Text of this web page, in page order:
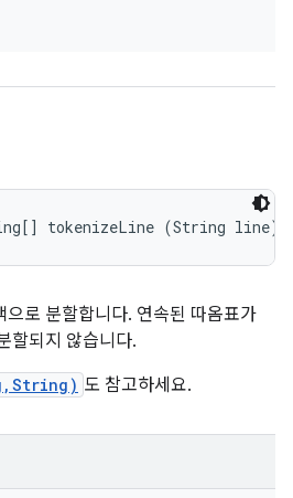
tokenizeLine (String line)
으로 분할합니다. 연속된 따옴표가
할되지 않습니다.
도 참고하세요.